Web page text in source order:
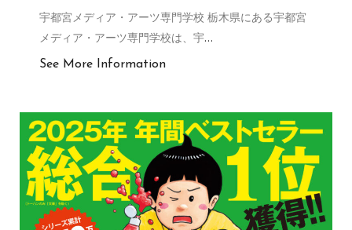
宇都宮メディア・アーツ専門学校 栃木県にある宇都宮
メディア・アーツ専門学校は、宇…
See More Information